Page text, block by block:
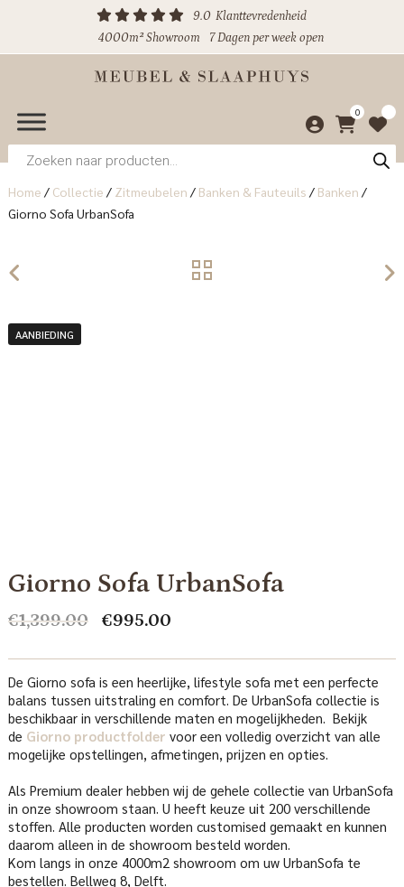
9.0 Klanttevredenheid
4000m² Showroom
7 Dagen per week open
0
Producten
zoeken
Home / Collectie / Zitmeubelen / Banken & Fauteuils / Banken /
Giorno Sofa UrbanSofa
AANBIEDING
Giorno Sofa UrbanSofa
€1,399.00
Oorspronkelijke
was:
€1,399.00.
€995.00Huidige
is:
€995.00.
De Giorno sofa is een heerlijke, lifestyle sofa met een perfecte
balans tussen uitstraling en comfort. De UrbanSofa collectie is
beschikbaar in verschillende maten en mogelijkheden. Bekijk
de Giorno productfolder voor een volledig overzicht van alle
mogelijke opstellingen, afmetingen, prijzen en opties.
Als Premium dealer hebben wij de gehele collectie van UrbanSofa
in onze showroom staan. U heeft keuze uit 200 verschillende
stoffen. Alle producten worden customised gemaakt en kunnen
daarom alleen in de showroom besteld worden.
Kom langs in onze 4000m2 showroom om uw UrbanSofa te
bestellen. Bellweg 8, Delft.